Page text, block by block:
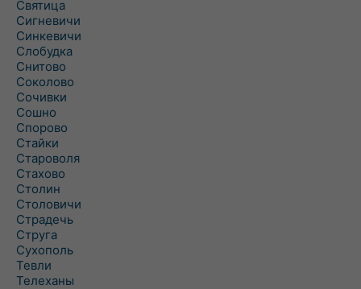
Святица
Сигневичи
Синкевичи
Слобудка
Снитово
Соколово
Сочивки
Сошно
Спорово
Стайки
Староволя
Стахово
Столин
Столовичи
Страдечь
Струга
Сухополь
Тевли
Телеханы